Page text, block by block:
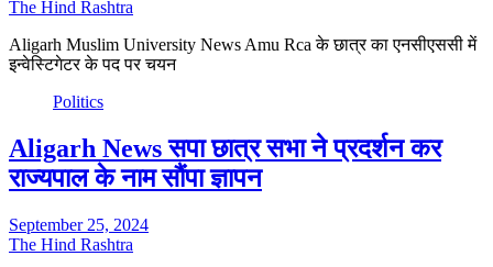
The Hind Rashtra
Aligarh Muslim University News Amu Rca के छात्र का एनसीएससी में
इन्वेस्टिगेटर के पद पर चयन
Politics
Aligarh News सपा छात्र सभा ने प्रदर्शन कर
राज्यपाल के नाम सौंपा ज्ञापन
September 25, 2024
The Hind Rashtra